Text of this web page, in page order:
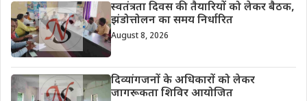
स्वतंत्रता दिवस की तैयारियों को लेकर बैठक,
झंडोत्तोलन का समय निर्धारित
August 8, 2026
दिव्यांगजनों के अधिकारों को लेकर
जागरूकता शिविर आयोजित